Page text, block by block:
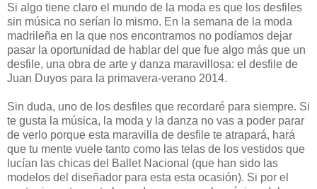
Si algo tiene claro el mundo de la moda es que los desfiles
sin música no serían lo mismo. En la semana de la moda
madrileña en la que nos encontramos no podíamos dejar
pasar la oportunidad de hablar del que fue algo más que un
desfile, una obra de arte y danza maravillosa: el desfile de
Juan Duyos para la primavera-verano 2014.
Sin duda, uno de los desfiles que recordaré para siempre. Si
te gusta la música, la moda y la danza no vas a poder parar
de verlo porque esta maravilla de desfile te atrapará, hará
que tu mente vuele tanto como las telas de los vestidos que
lucían las chicas del Ballet Nacional (que han sido las
modelos del diseñador para esta esta ocasión). Si por el